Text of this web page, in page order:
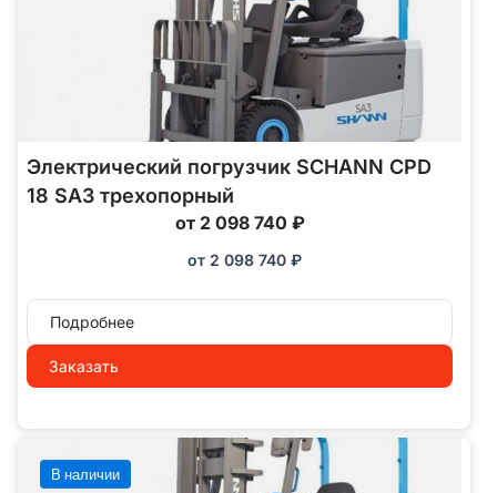
Электрический погрузчик SCHANN CPD
18 SA3 трехопорный
от 2 098 740 ₽
от 2 098 740 ₽
Подробнее
Заказать
В наличии